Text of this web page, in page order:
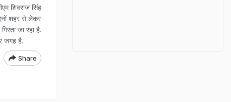
शिवराज सिंह
शहर से लेकर
जा रहा है.
जगह है.
Share